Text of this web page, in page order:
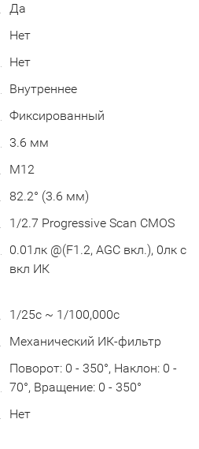
Да
Нет
Нет
Внутреннее
Фиксированный
3.6 мм
М12
82.2° (3.6 мм)
1/2.7 Progressive Scan CMOS
0.01лк @(F1.2, AGC вкл.), 0лк с
вкл ИК
1/25с ~ 1/100,000с
Механический ИК-фильтр
Поворот: 0 - 350°, Наклон: 0 -
70°, Вращение: 0 - 350°
Нет